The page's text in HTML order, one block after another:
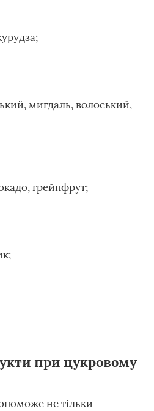
мигдаль, волоський,
грейпфрут;
при цукровому
не тільки